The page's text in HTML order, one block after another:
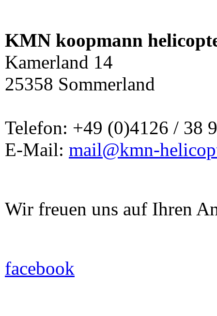
KMN koopmann
Kamerland 14
25358 Sommerland
Telefon: +49 (0)4126 / 38
E-Mail: mail@kmn-
Wir freuen uns auf Ihren
facebook